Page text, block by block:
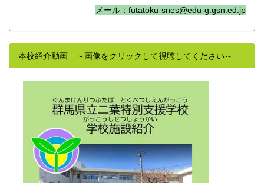
メール：futatoku-snes@edu-g.gsn.ed.jp
本校紹介動画 ～画像をクリックして視聴してください～